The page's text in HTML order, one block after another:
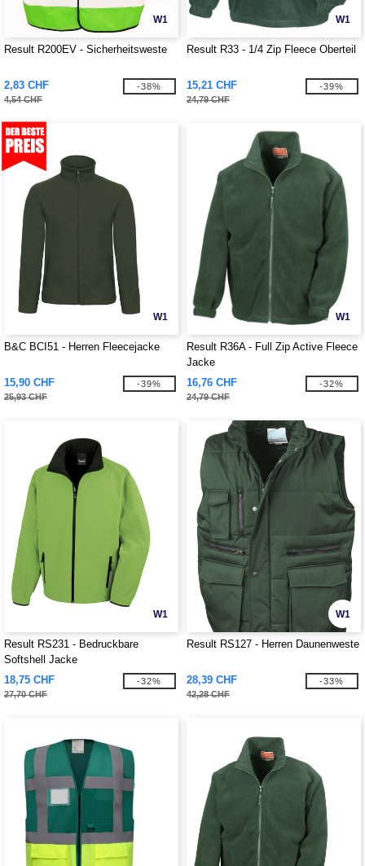
W1
Result R200EV - Sicherheitsweste
2,83 CHF
4,54 CHF
-38%
W1
Result R33 - 1/4 Zip Fleece Oberteil
15,21 CHF
24,79 CHF
-39%
W1
B&C BCI51 - Herren Fleecejacke
15,90 CHF
25,93 CHF
-39%
W1
Result R36A - Full Zip Active Fleece
Jacke
16,76 CHF
24,79 CHF
-32%
W1
Result RS231 - Bedruckbare
Softshell Jacke
18,75 CHF
27,70 CHF
-32%
W1
Result RS127 - Herren Daunenweste
28,39 CHF
42,28 CHF
-33%